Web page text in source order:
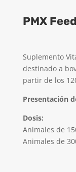
PMX
Suplemento
destinado a
partir de los
Presentación
Dosis:
Animales de
Animales de